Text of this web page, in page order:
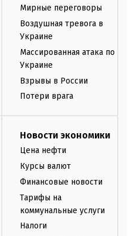
Мирные переговоры
Воздушная тревога в
Украине
Массированная атака по
Украине
Взрывы в России
Потери врага
Новости экономики
Цена нефти
Курсы валют
Финансовые новости
Тарифы на
коммунальные услуги
Налоги